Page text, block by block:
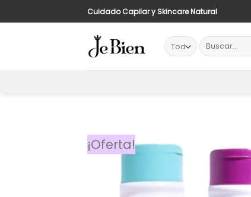
al
Cuidado Capilar y Skincare Natural
Buscar
por:
¡Oferta!